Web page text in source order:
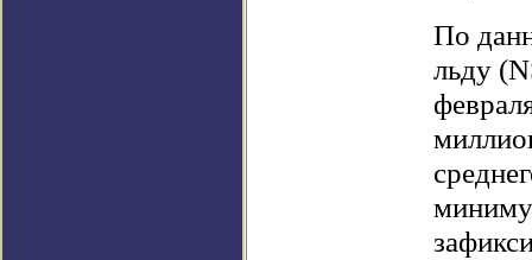
По
льду